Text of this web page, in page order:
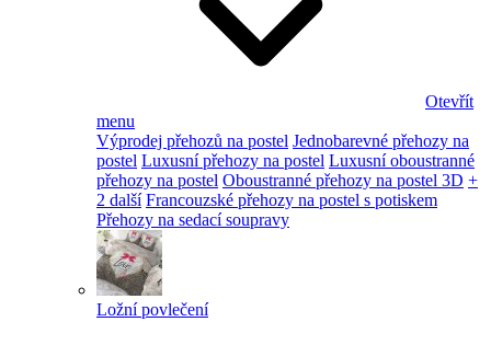
Otevřít
menu
Výprodej přehozů na postel Jednobarevné přehozy na
postel Luxusní přehozy na postel Luxusní oboustranné
přehozy na postel Oboustranné přehozy na postel 3D +
2 další Francouzské přehozy na postel s potiskem
Přehozy na sedací soupravy
Ložní povlečení